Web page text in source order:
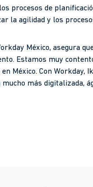
procesos de
la agilidad y los
México, asegura
Estamos muy
México. Con Workday,
más digitalizada,